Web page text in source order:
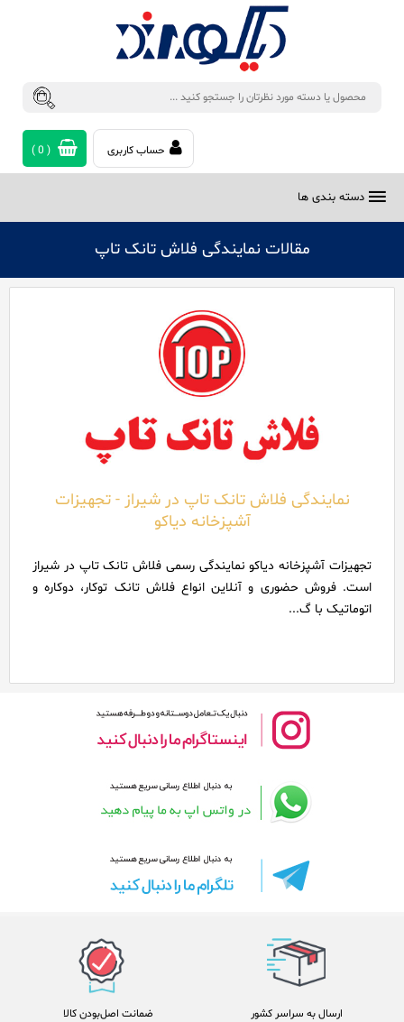
حساب کاربری (
0
)
دسته بندی ها
مقالات نمایندگی فلاش تانک تاپ
نمایندگی فلاش تانک تاپ در شیراز - تجهیزات
آشپزخانه دیاکو
تجهیزات آشپزخانه دیاکو نمایندگی رسمی فلاش تانک تاپ در شیراز
است. فروش حضوری و آنلاین انواع فلاش تانک توکار، دوکاره و
اتوماتیک با گ...
ضمانت اصل‌بودن کالا ارسال به سراسر کشور